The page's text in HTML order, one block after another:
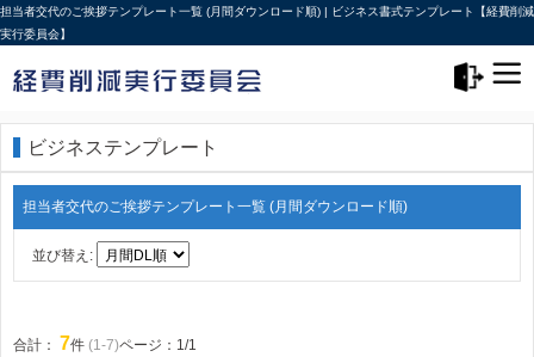
担当者交代のご挨拶テンプレート一覧 (月間ダウンロード順) | ビジネス書式テンプレート【経費削減
実行委員会】
ビジネステンプレート
担当者交代のご挨拶テンプレート一覧 (月間ダウンロード順)
並び替え:
合計： 7件 (1-7)ページ：1/1